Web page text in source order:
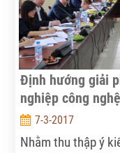
Định hướng giải
nghiệp công
7-3-2017
Nhằm thu thập ý